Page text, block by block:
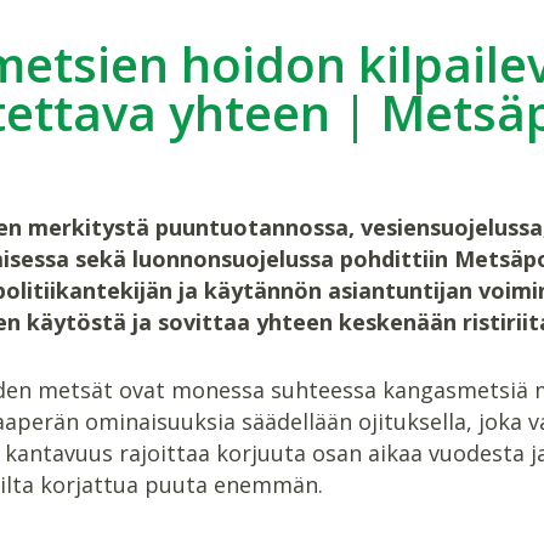
hoidon
yhteen |
merkitystä puuntuotannossa,
sekä luonnonsuojelussa pohdittiin
ja käytännön asiantuntijan
käytöstä ja sovittaa yhteen keskenään
metsät ovat monessa suhteessa
ominaisuuksia säädellään ojituksella, joka
rajoittaa korjuuta osan aikaa vuodesta
korjattua puuta enemmän.